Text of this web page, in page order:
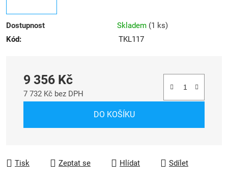
Dostupnost Skladem (1 ks)
Kód:
TKL117
9 356 Kč
7 732 Kč bez DPH
DO KOŠÍKU
Tisk Zeptat se Hlídat Sdílet